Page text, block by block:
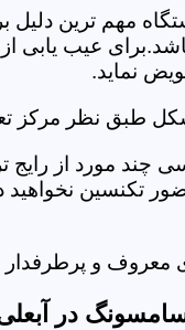
مهم ترین دلیل
عیب یابی
نماید.
طبق نظر مرکز
چند مورد از رایج
تکنسین
معروف و پرطرفدار
در